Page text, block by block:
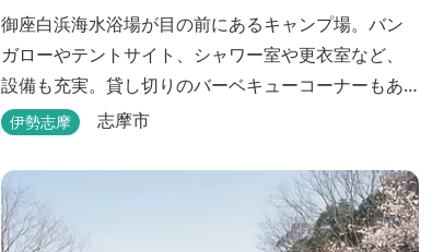
御座白浜海水浴場が目の前にあるキャンプ場。バン
ガローやテントサイト、シャワー室や更衣室など、
設備も充実。貸し切りのバーベキューコーナーもあ
るので、ファミリーやグループで気軽に楽しむこと
伊勢志摩 志摩市